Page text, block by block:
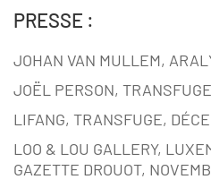
PRESSE :
JOHAN VAN MULLEM,
JOËL PERSON,
LIFANG, TRANSFUGE,
LOO & LOU GALLERY,
GAZETTE DROUOT,